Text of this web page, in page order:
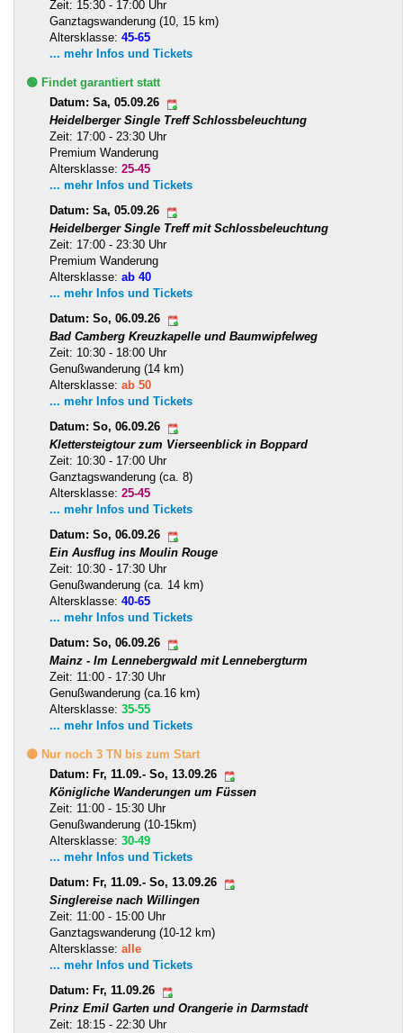
Zeit: 15:30 - 17:00 Uhr
Ganztagswanderung (10, 15 km)
Altersklasse: 45-65
... mehr Infos und Tickets
🟢 Findet garantiert statt
Datum: Sa, 05.09.26
Heidelberger Single Treff Schlossbeleuchtung
Zeit: 17:00 - 23:30 Uhr
Premium Wanderung
Altersklasse: 25-45
... mehr Infos und Tickets
Datum: Sa, 05.09.26
Heidelberger Single Treff mit Schlossbeleuchtung
Zeit: 17:00 - 23:30 Uhr
Premium Wanderung
Altersklasse: ab 40
... mehr Infos und Tickets
Datum: So, 06.09.26
Bad Camberg Kreuzkapelle und Baumwipfelweg
Zeit: 10:30 - 18:00 Uhr
Genußwanderung (14 km)
Altersklasse: ab 50
... mehr Infos und Tickets
Datum: So, 06.09.26
Klettersteigtour zum Vierseenblick in Boppard
Zeit: 10:30 - 17:00 Uhr
Ganztagswanderung (ca. 8)
Altersklasse: 25-45
... mehr Infos und Tickets
Datum: So, 06.09.26
Ein Ausflug ins Moulin Rouge
Zeit: 10:30 - 17:30 Uhr
Genußwanderung (ca. 14 km)
Altersklasse: 40-65
... mehr Infos und Tickets
Datum: So, 06.09.26
Mainz - Im Lennebergwald mit Lennebergturm
Zeit: 11:00 - 17:30 Uhr
Genußwanderung (ca.16 km)
Altersklasse: 35-55
... mehr Infos und Tickets
🟡 Nur noch 3 TN bis zum Start
Datum: Fr, 11.09.- So, 13.09.26
Königliche Wanderungen um Füssen
Zeit: 11:00 - 15:30 Uhr
Genußwanderung (10-15km)
Altersklasse: 30-49
... mehr Infos und Tickets
Datum: Fr, 11.09.- So, 13.09.26
Singlereise nach Willingen
Zeit: 11:00 - 15:00 Uhr
Ganztagswanderung (10-12 km)
Altersklasse: alle
... mehr Infos und Tickets
Datum: Fr, 11.09.26
Prinz Emil Garten und Orangerie in Darmstadt
Zeit: 18:15 - 22:30 Uhr